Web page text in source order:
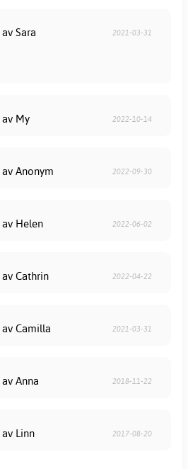
Sara 2021-03-31
My 2022-10-14
Anonym 2022-09-30
Helen 2022-06-02
Cathrin 2022-04-22
Camilla 2021-03-31
Anna 2018-11-22
Linn 2017-08-20